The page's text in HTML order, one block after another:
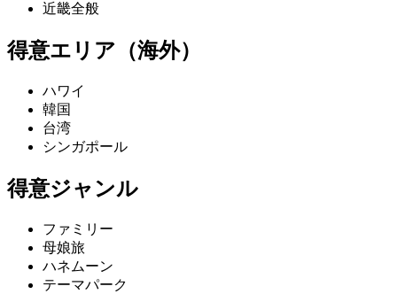
近畿全般
得意エリア（海外）
ハワイ
韓国
台湾
シンガポール
得意ジャンル
ファミリー
母娘旅
ハネムーン
テーマパーク